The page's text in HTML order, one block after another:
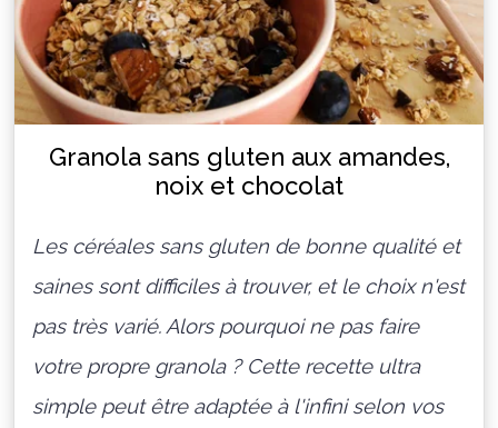
Granola sans gluten aux amandes,
noix et chocolat
Les céréales sans gluten de bonne qualité et
saines sont difficiles à trouver, et le choix n'est
pas très varié. Alors pourquoi ne pas faire
votre propre granola ? Cette recette ultra
simple peut être adaptée à l'infini selon vos